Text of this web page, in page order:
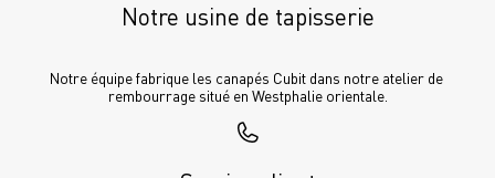
Notre usine de tapisserie
Notre équipe fabrique les canapés Cubit dans notre atelier de
rembourrage situé en Westphalie orientale.